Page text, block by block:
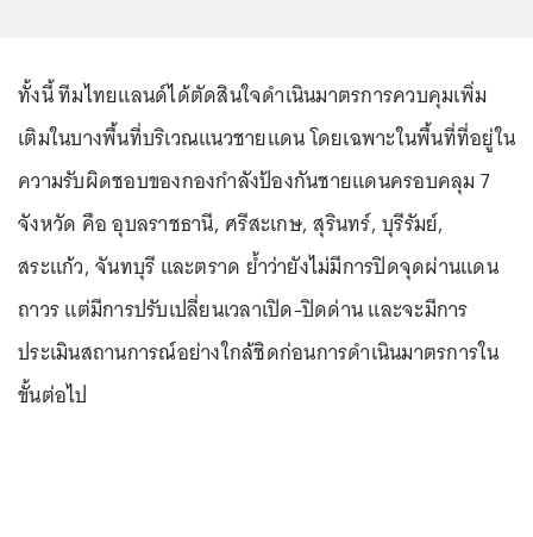
ทั้งนี้ ทีมไทยแลนด์ได้ตัดสินใจดำเนินมาตรการควบคุมเพิ่ม
เติมในบางพื้นที่บริเวณแนวชายแดน โดยเฉพาะในพื้นที่ที่อยู่ใน
ความรับผิดชอบของกองกำลังป้องกันชายแดนครอบคลุม 7
จังหวัด คือ อุบลราชธานี, ศรีสะเกษ, สุรินทร์, บุรีรัมย์,
สระแก้ว, จันทบุรี และตราด ย้ำว่ายังไม่มีการปิดจุดผ่านแดน
ถาวร แต่มีการปรับเปลี่ยนเวลาเปิด-ปิดด่าน และจะมีการ
ประเมินสถานการณ์อย่างใกล้ชิดก่อนการดำเนินมาตรการใน
ขั้นต่อไป